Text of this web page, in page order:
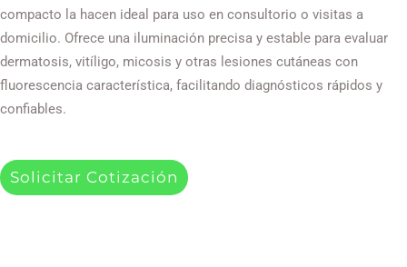
compacto la hacen ideal para uso en consultorio o visitas a
domicilio. Ofrece una iluminación precisa y estable para evaluar
dermatosis, vitíligo, micosis y otras lesiones cutáneas con
fluorescencia característica, facilitando diagnósticos rápidos y
confiables.
Solicitar Cotización